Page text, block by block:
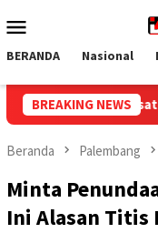
ke
Mobile
BERANDA Nasional
BREAKING NEWS
Gelar Bakti Sosial
Beranda Palembang
Minta
Ini Alasan Titis